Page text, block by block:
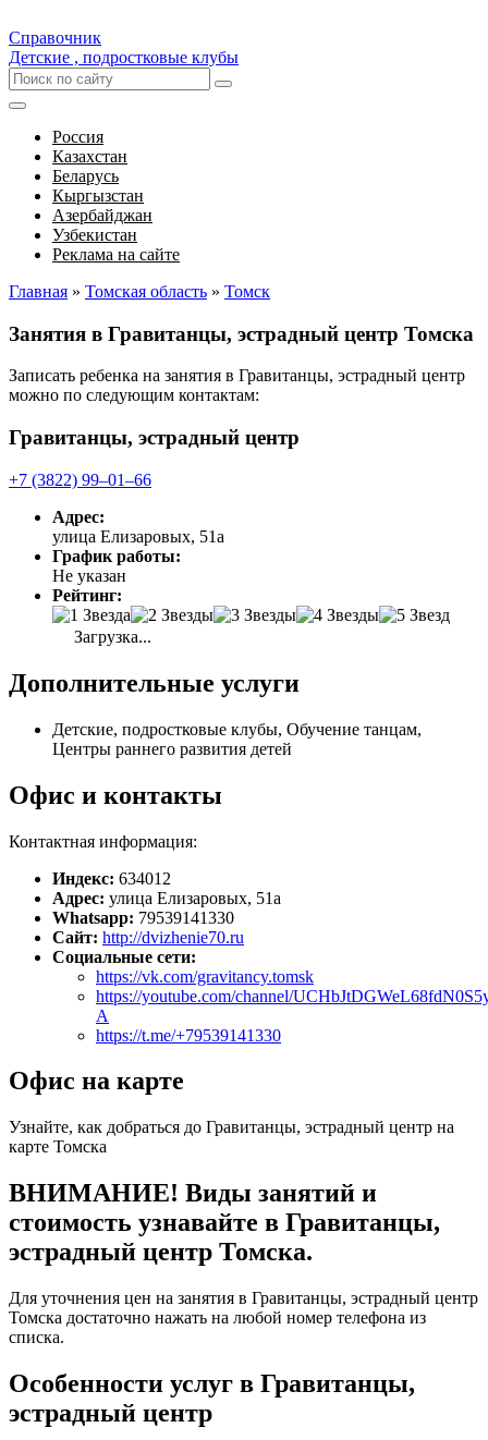
Справочник
Детские , подростковые клубы
Россия
Казахстан
Беларусь
Кыргызстан
Азербайджан
Узбекистан
Реклама на сайте
Главная » Томская область » Томск
Занятия в Гравитанцы, эстрадный центр Томска
Записать ребенка на занятия в Гравитанцы, эстрадный центр
можно по следующим контактам:
Гравитанцы, эстрадный центр
+7 (3822) 99‒01‒66
Адрес:
улица Елизаровых, 51а
График работы:
Не указан
Рейтинг:
Загрузка...
Дополнительные услуги
Детские, подростковые клубы, Обучение танцам,
Центры раннего развития детей
Офис и контакты
Контактная информация:
Индекс: 634012
Адрес: улица Елизаровых, 51а
Whatsapp: 79539141330
Сайт: http://dvizhenie70.ru
Социальные сети:
https://vk.com/gravitancy.tomsk
https://youtube.com/channel/
A
https://t.me/+79539141330
Офис на карте
Узнайте, как добраться до Гравитанцы, эстрадный центр на
карте Томска
ВНИМАНИЕ! Виды занятий и
стоимость узнавайте в Гравитанцы,
эстрадный центр Томска.
Для уточнения цен на занятия в Гравитанцы, эстрадный центр
Томска достаточно нажать на любой номер телефона из
списка.
Особенности услуг в Гравитанцы,
эстрадный центр